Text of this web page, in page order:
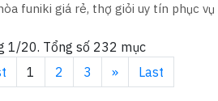
funiki giá rẻ, thợ giỏi uy tín phục
1/20. Tổng số 232 mục
1 2 3 » Last